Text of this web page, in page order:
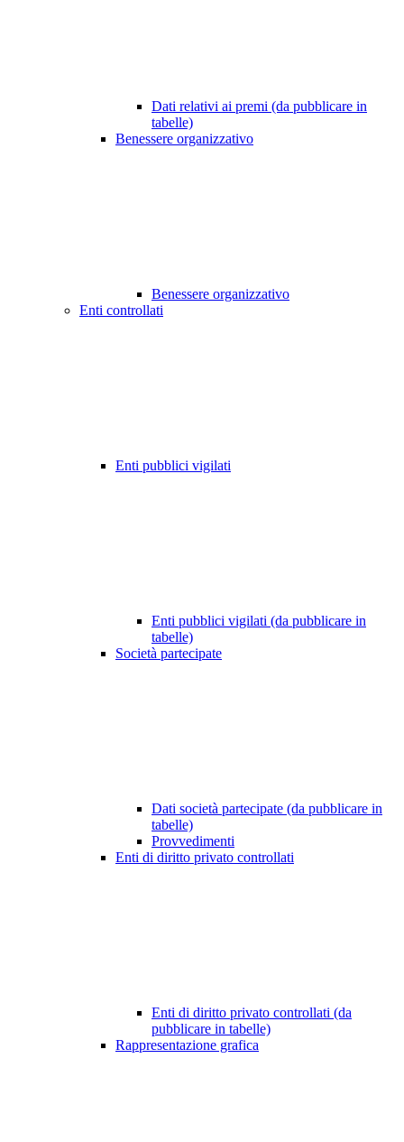
Dati relativi ai premi (da pubblicare in
tabelle)
Benessere organizzativo
Benessere organizzativo
Enti controllati
Enti pubblici vigilati
Enti pubblici vigilati (da pubblicare in
tabelle)
Società partecipate
Dati società partecipate (da pubblicare in
tabelle)
Provvedimenti
Enti di diritto privato controllati
Enti di diritto privato controllati (da
pubblicare in tabelle)
Rappresentazione grafica